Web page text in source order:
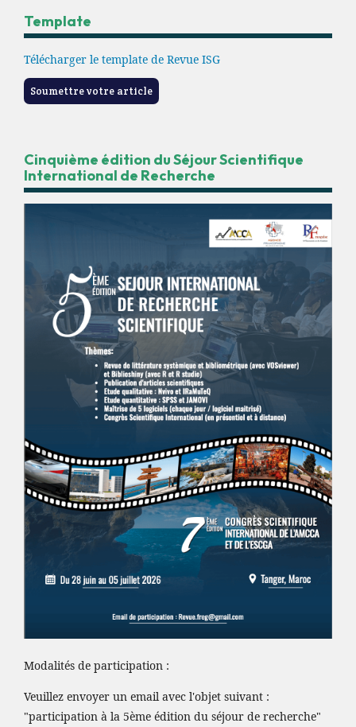
Template
Télécharger le template de Revue ISG
Soumettre votre article
Cinquième édition du Séjour Scientifique
International de Recherche
Modalités de participation :
Veuillez envoyer un email avec l'objet suivant :
"participation à la 5ème édition du séjour de recherche"